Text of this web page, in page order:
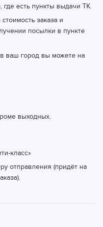
1а(ТК СДЭК)
70
8, пом.1003
11А(ТК СДЭК)
60(ТК СДЭК)
есть пункты выдачи ТК.
заказа и
посылки в пункте
в ваш город вы можете на
выходных.
класс»
отправления (придёт на